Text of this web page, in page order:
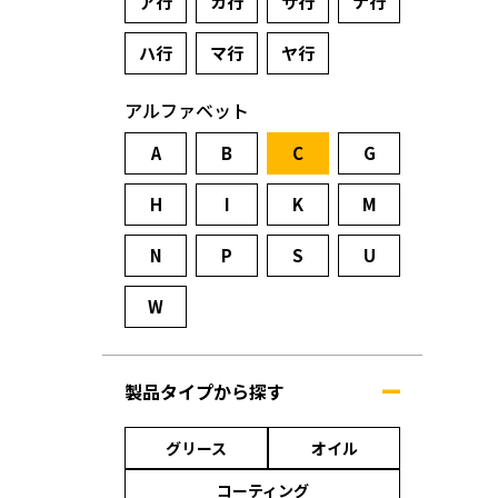
ハ行 マ行 ヤ行
アルファベット
A B C G
H I K M
N P S U
W
製品タイプから探す
グリース
オイル
コーティング